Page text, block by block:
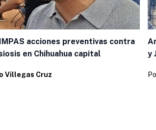
acciones preventivas contra
en Chihuahua capital
Villegas Cruz
y